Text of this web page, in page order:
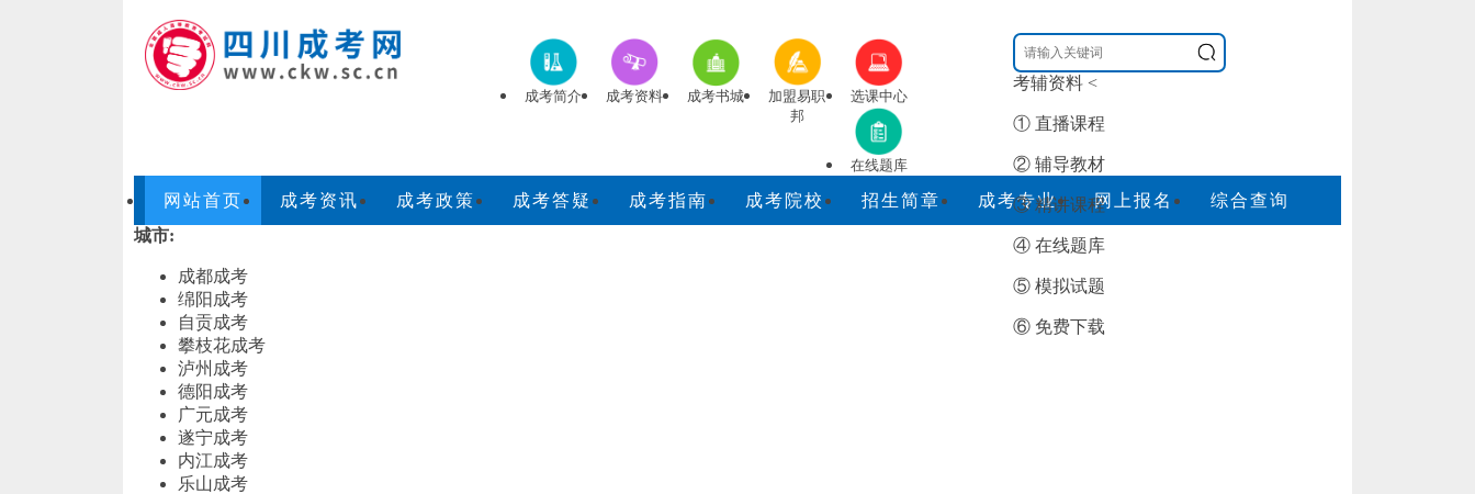
成考简介 成考资料 成考书城
加盟易职
邦
选课中心
在线题库
考辅资料 <
① 直播课程
② 辅导教材
③ 精讲课程
④ 在线题库
⑤ 模拟试题
⑥ 免费下载
网站首页 成考资讯 成考政策 成考答疑 成考指南 成考院校 招生简章 成考专业 网上报名
综合查询
城市:
成都成考
绵阳成考
自贡成考
攀枝花成考
泸州成考
德阳成考
广元成考
遂宁成考
内江成考
乐山成考